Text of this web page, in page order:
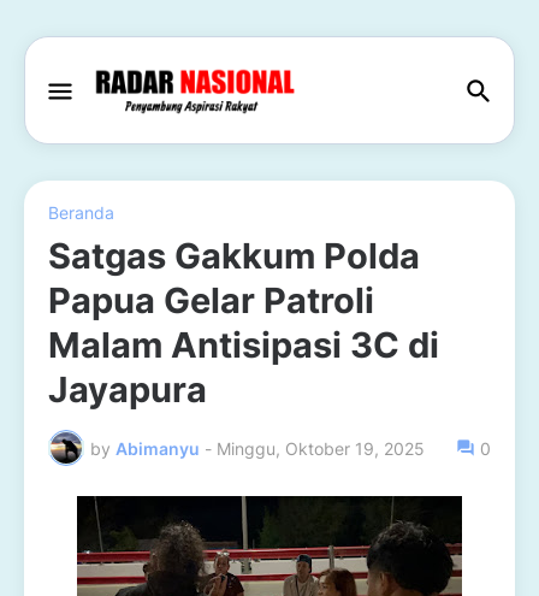
Beranda
Satgas Gakkum Polda
Papua Gelar Patroli
Malam Antisipasi 3C di
Jayapura
by Abimanyu - Minggu, Oktober 19, 2025 0